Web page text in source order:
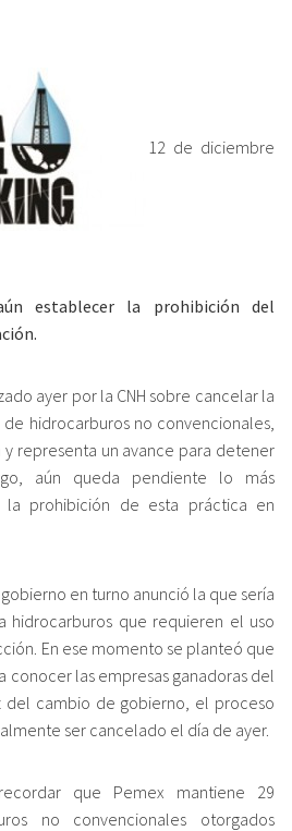
12 de diciembre
establecer la prohibición del
ayer por la CNH sobre cancelar la
hidrocarburos no convencionales,
representa un avance para detener
aún queda pendiente lo más
la prohibición de esta práctica en
en turno anunció la que sería
hidrocarburos que requieren el uso
En ese momento se planteó que
conocer las empresas ganadoras del
del cambio de gobierno, el proceso
ser cancelado el día de ayer.
que Pemex mantiene 29
no convencionales otorgados